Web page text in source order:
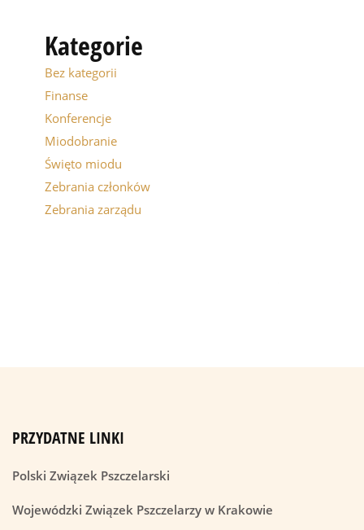
Kategorie
Bez kategorii
Finanse
Konferencje
Miodobranie
Święto miodu
Zebrania członków
Zebrania zarządu
PRZYDATNE LINKI
Polski Związek Pszczelarski
Wojewódzki Związek Pszczelarzy w Krakowie